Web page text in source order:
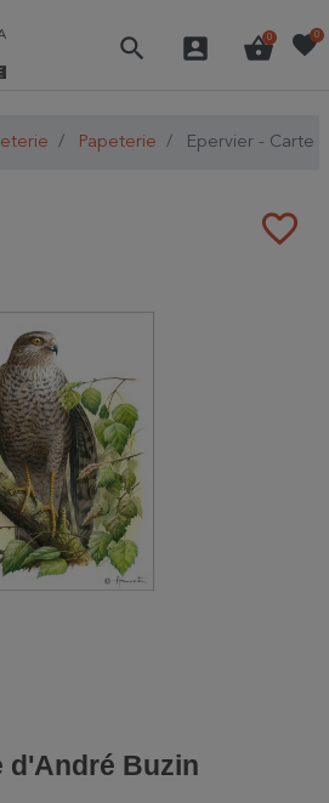
search account_box shopping_basket
0 favorite0
Papeterie Epervier - Carte
favorite_border
d'André Buzin